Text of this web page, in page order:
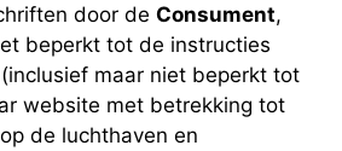
door de Consument,
beperkt tot de instructies
(inclusief maar niet beperkt tot
website met betrekking tot
de luchthaven en